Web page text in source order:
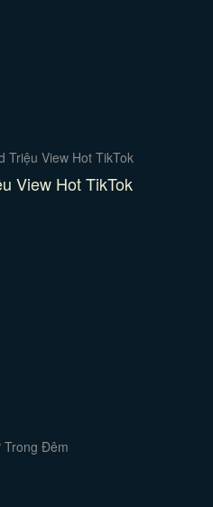
View Hot TikTok